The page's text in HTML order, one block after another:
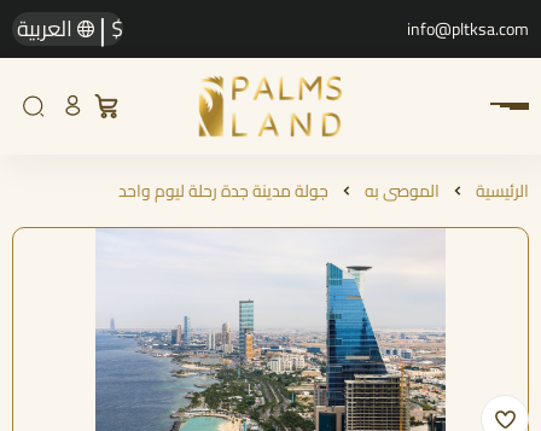
info@pltksa.com
$
| العربية
الرئيسية الموصى به جولة مدينة جدة رحلة ليوم واحد